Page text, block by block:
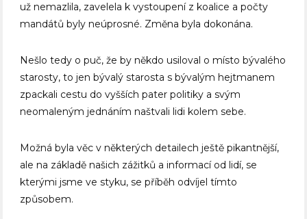
už nemazlila, zavelela k vystoupení z koalice a počty
mandátů byly neúprosné. Změna byla dokonána.
Nešlo tedy o puč, že by někdo usiloval o místo bývalého
starosty, to jen bývalý starosta s bývalým hejtmanem
zpackali cestu do vyšších pater politiky a svým
neomaleným jednáním naštvali lidi kolem sebe.
Možná byla věc v některých detailech ještě pikantnější,
ale na základě našich zážitků a informací od lidí, se
kterými jsme ve styku, se příběh odvíjel tímto
způsobem.